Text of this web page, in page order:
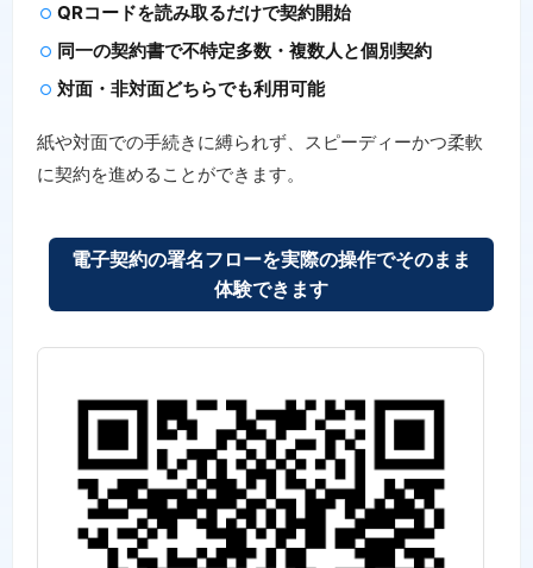
QRコードを読み取るだけで契約開始
同一の契約書で不特定多数・複数人と個別契約
対面・非対面どちらでも利用可能
紙や対面での手続きに縛られず、スピーディーかつ柔軟
に契約を進めることができます。
電子契約の署名フローを実際の操作でそのまま
体験できます